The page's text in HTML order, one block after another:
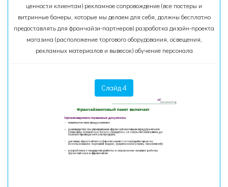
ценности клиентам) рекламное сопровождение (все постеры и
витринные банеры, которые мы делаем для себя, должны бесплатно
предоставлять для франчайзи-партнеров) разработка дизайн-проекта
магазина (расположение торгового оборудования, освещения,
рекламных материалов и вывесок) обучение персонала
Слайд 4